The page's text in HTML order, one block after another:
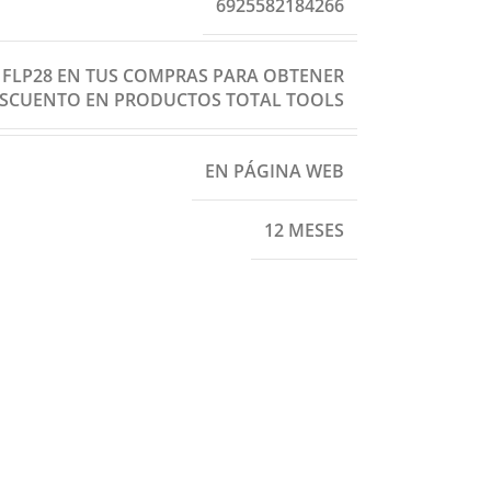
6925582184266
EN TUS COMPRAS PARA OBTENER
EN PRODUCTOS TOTAL TOOLS
EN PÁGINA WEB
12 MESES